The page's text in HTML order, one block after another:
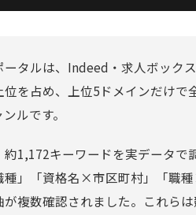
ータルは、Indeed・求人ボック
位を占め、上位5ドメインだけで
ルです。
約1,172キーワードを実データ
」「資格名×市区町村」「職
が複数確認されました。これら